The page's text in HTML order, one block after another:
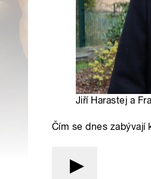
Jiří Harastej a
Čím se dnes zabývají